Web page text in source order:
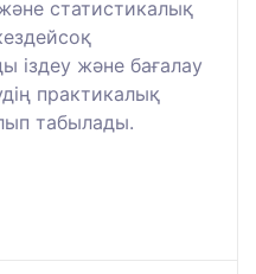
статистикалық
іздеу және бағалау
практикалық
табылады.